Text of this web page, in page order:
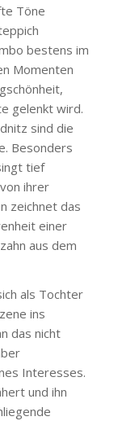
Töne
bestens im
Momenten
gelenkt wird.
sind die
Besonders
tief
ihrer
zeichnet das
einer
aus dem
als Tochter
ins
das nicht
Interesses.
und ihn